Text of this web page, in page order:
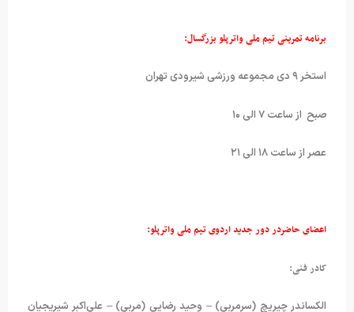
برنامه تمرینی تیم ملی واترپلو بزرگسال:
استخر ۹ دی مجموعه ورزشی شیرودی تهران
صبح از ساعت ۷ الی ۱۰
عصر از ساعت ۱۸ الی ۲۱
اعضای حاضردر دور جدید اردوی تیم ملی واترپلو:
کادر فنی:
الکساندر چیریچ (سرمربی) – وحید رضایی (مربی) – علی‌اکبر شیریجیان